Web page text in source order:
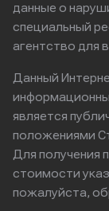
данные о
специальный
агентство для
Данный
является
положениями
Для получения
стоимости
пожалуйста,